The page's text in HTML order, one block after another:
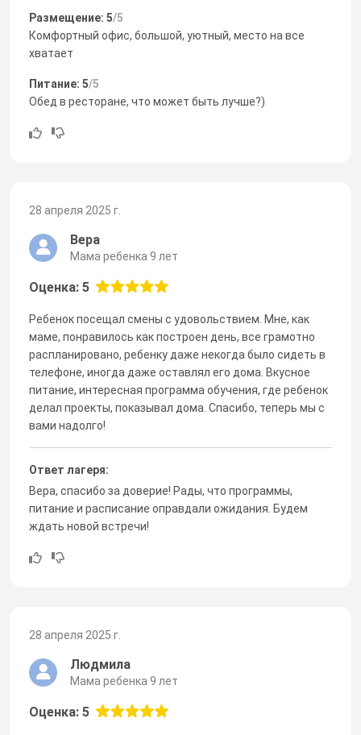
Размещение: 5/5
Комфортный офис, большой, уютный, место на все
хватает
Питание: 5/5
Обед в ресторане, что может быть лучше?)
28 апреля 2025 г.
Вера
Мама ребенка 9 лет
Оценка: 5
Ребенок посещал смены с удовольствием. Мне, как
маме, понравилось как построен день, все грамотно
распланировано, ребенку даже некогда было сидеть в
телефоне, иногда даже оставлял его дома. Вкусное
питание, интересная программа обучения, где ребенок
делал проекты, показывал дома. Спасибо, теперь мы с
вами надолго!
Ответ лагеря:
Вера, спасибо за доверие! Рады, что программы,
питание и расписание оправдали ожидания. Будем
ждать новой встречи!
28 апреля 2025 г.
Людмила
Мама ребенка 9 лет
Оценка: 5